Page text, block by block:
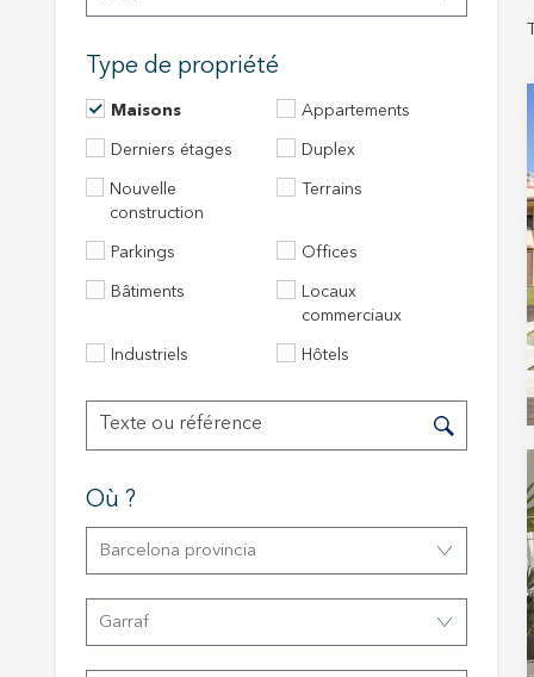
Type de propriété
Maisons Appartements
Derniers étages Duplex
Nouvelle
construction
Terrains
Parkings Offices
Bâtiments
Locaux
commerciaux
Industriels Hôtels
Où ?
Barcelona provincia
Garraf
Ce
telle